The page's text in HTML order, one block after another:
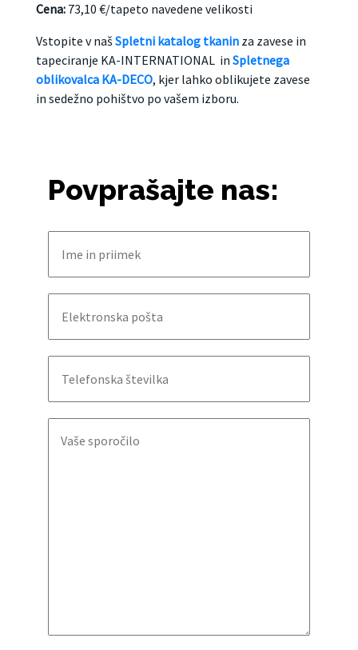
Cena: 73,10 €/tapeto navedene velikosti
Vstopite v našSpletni katalog tkanin za zavese in
tapeciranje KA-INTERNATIONAL in Spletnega
oblikovalca KA-DECO, kjer lahko oblikujete zavese
in sedežno pohištvo po vašem izboru.
Povprašajte nas: